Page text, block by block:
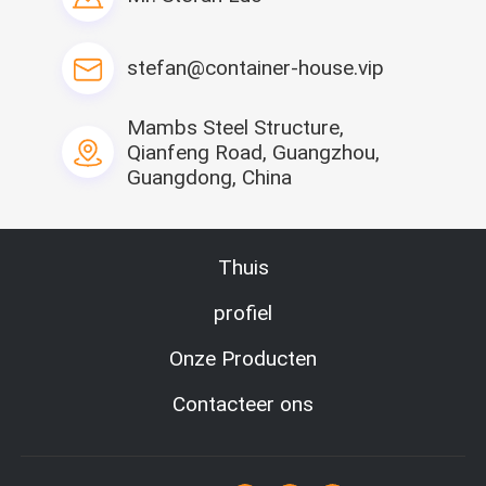
50/75/100/125mm
Sleutelwoord:
Bureaucontainer
Structuur:
Galvanlizedstaal
Elektriciteit:
Vervoer en lading:
8units/40HQ
Ks-vriespunt-O1
stefan@container-house.vip
Mambs Steel Structure,
Qianfeng Road, Guangzhou,
Guangdong, China
Thuis
profiel
Onze Producten
Contacteer ons